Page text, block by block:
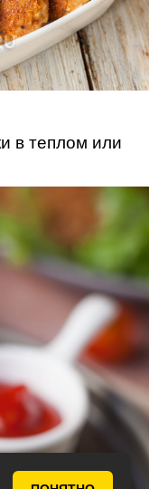
в теплом или